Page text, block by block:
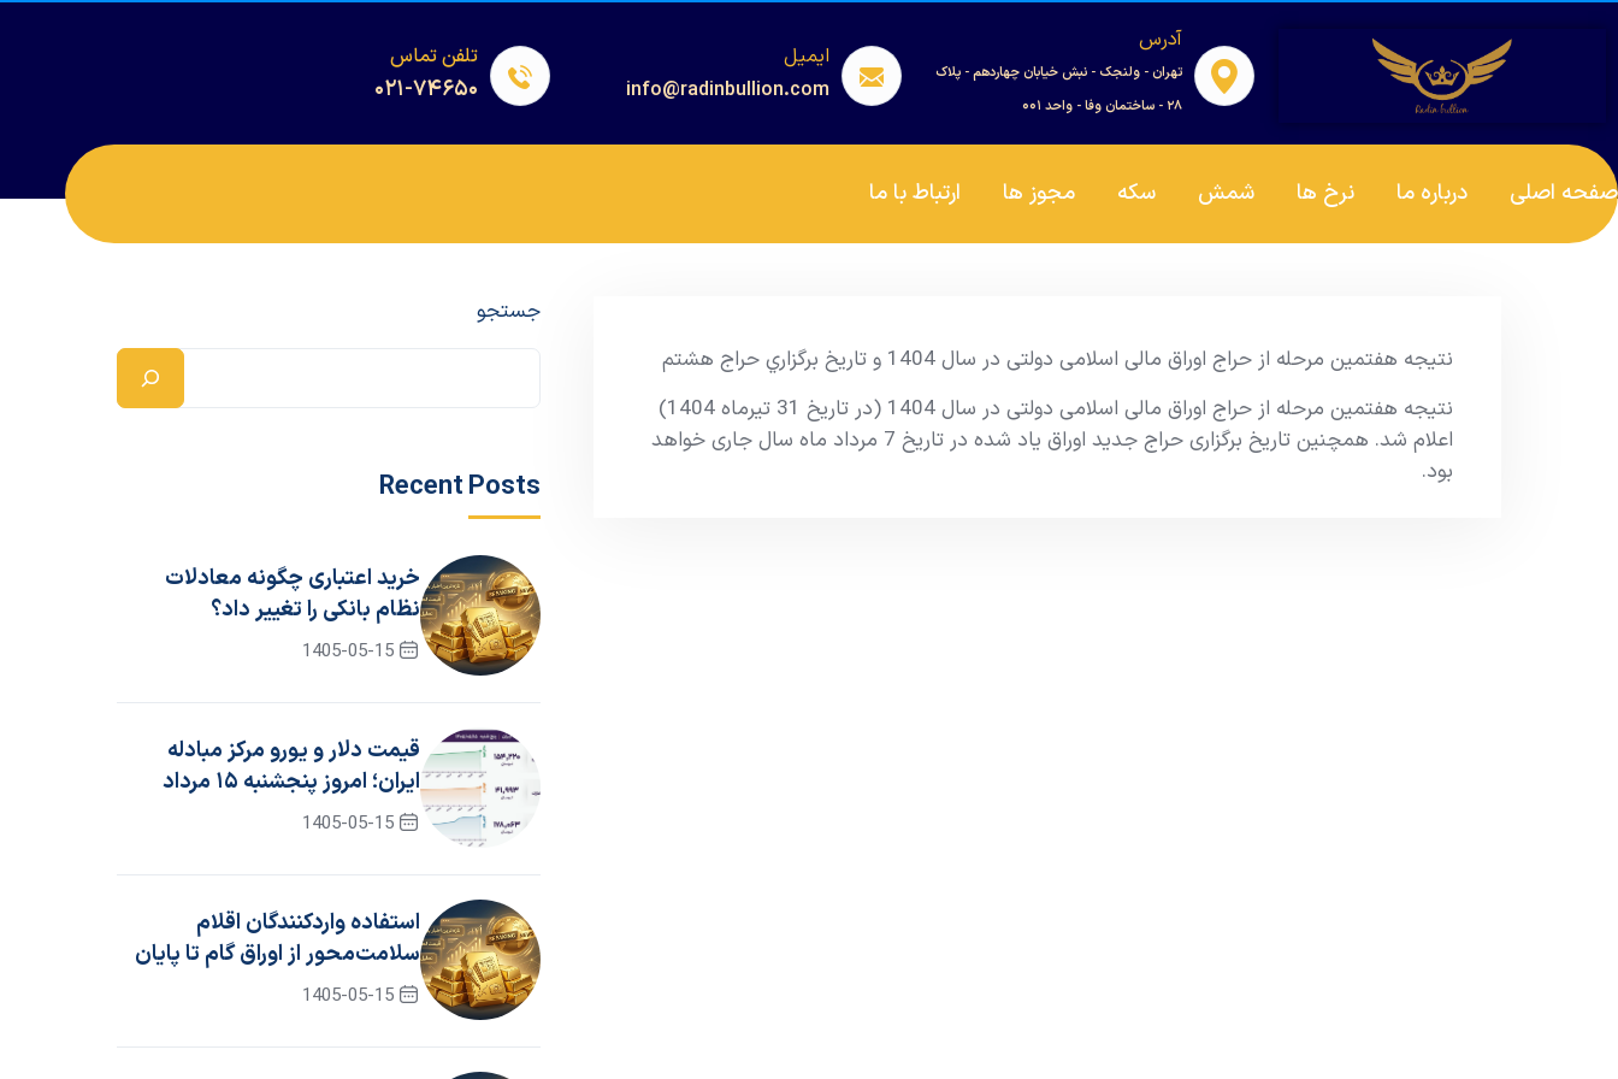
آدرس
تهران - ولنجک - نبش خیابان چهاردهم - پلاک
۲۸ - ساختمان وفا - واحد ۰۰۱
ایمیل
info@radinbullion.com
تلفن تماس
۰۲۱-۷۴۶۵۰
صفحه اصلی درباره ما نرخ ها شمش سکه مجوز ها ارتباط با ما
نتیجه هفتمین مرحله از حراج اوراق مالی اسلامی دولتی در سال 1404 و تاریخ برگزاري حراج هشتم
نتیجه هفتمین مرحله از حراج اوراق مالی اسلامی دولتی در سال 1404 (در تاریخ 31 تیرماه 1404)
اعلام شد. همچنین تاریخ برگزاری حراج جدید اوراق یاد شده در تاریخ 7 مرداد ماه سال جاری خواهد
بود.
جستجو
Recent Posts
خرید اعتباری چگونه معادلات
نظام بانکی را تغییر داد؟
1405-05-15
قیمت دلار و یورو مرکز مبادله
ایران؛ امروز پنجشنبه ۱۵ مرداد
۱۴۰۵1405-05-15
استفاده واردکنندگان اقلام
سلامت‌محور از اوراق گام تا پایان
سال ۱۴۰۵ تمدید شد1405-05-15